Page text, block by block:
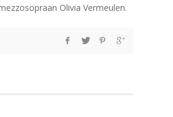
Olivia Vermeulen.